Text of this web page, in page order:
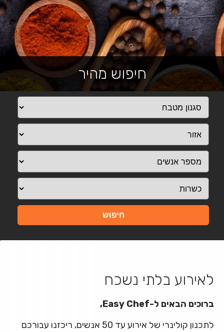
חיפוש מהיר
חיפוש
לאירוע בלתי נשכח
ברוכים הבאים ל-Easy Chef,
לתכנון קולינרי של אירוע עד 50 אנשים, ריכזנו עבורכם